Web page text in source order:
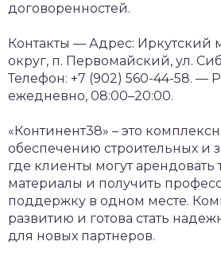
договоренностей.
Контакты — Адрес: Иркутский
округ, п. Первомайский, ул.
Телефон: +7 (902) 560-44-58. —
ежедневно, 08:00–20:00.
«Континент38» – это
обеспечению строительных и
где клиенты могут арендовать
материалы и получить
поддержку в одном месте.
развитию и готова стать
для новых партнеров.